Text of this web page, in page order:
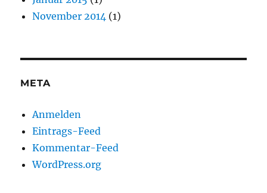
November 2014 (1)
META
Anmelden
Eintrags-Feed
Kommentar-Feed
WordPress.org